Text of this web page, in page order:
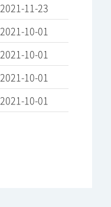
2021-11-23
2021-10-01
2021-10-01
2021-10-01
2021-10-01